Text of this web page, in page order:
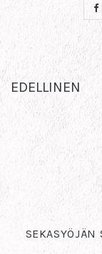
EDELLINEN
SEKASYÖJÄN